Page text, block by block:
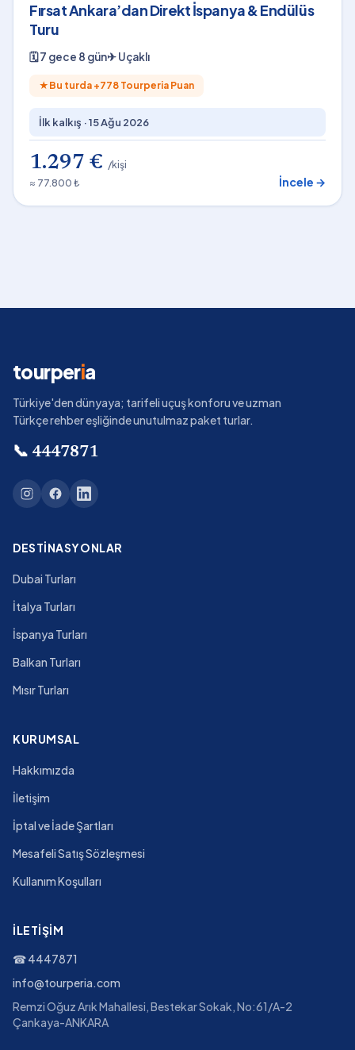
Fırsat Ankara’dan Direkt İspanya & Endülüs
Turu
🗓7 gece 8 gün✈Uçaklı
★ Bu turda +778 Tourperia Puan
İlk kalkış ·15 Ağu 2026
1.297 € /kişi
≈ 77.800 ₺
İncele →
tourperia
Türkiye'den dünyaya; tarifeli uçuş konforu ve uzman
Türkçe rehber eşliğinde unutulmaz paket turlar.
📞 4447871
DESTINASYONLAR
Dubai Turları
İtalya Turları
İspanya Turları
Balkan Turları
Mısır Turları
KURUMSAL
Hakkımızda
İletişim
İptal ve İade Şartları
Mesafeli Satış Sözleşmesi
Kullanım Koşulları
İLETIŞIM
☎4447871
info@tourperia.com
Remzi Oğuz Arık Mahallesi, Bestekar Sokak, No:61/A-2
Çankaya-ANKARA